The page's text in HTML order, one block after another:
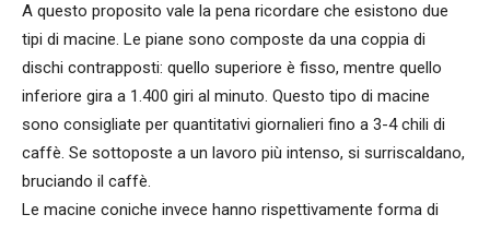
A questo proposito vale la pena ricordare che esistono due
tipi di macine. Le piane sono composte da una coppia di
dischi contrapposti: quello superiore è fisso, mentre quello
inferiore gira a 1.400 giri al minuto. Questo tipo di macine
sono consigliate per quantitativi giornalieri fino a 3-4 chili di
caffè. Se sottoposte a un lavoro più intenso, si surriscaldano,
bruciando il caffè.
Le macine coniche invece hanno rispettivamente forma di